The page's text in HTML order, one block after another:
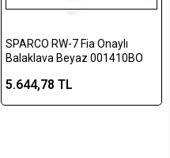
SPARCO RW-7 Fia Onaylı
Balaklava Beyaz 001410BO
5.644,78 TL